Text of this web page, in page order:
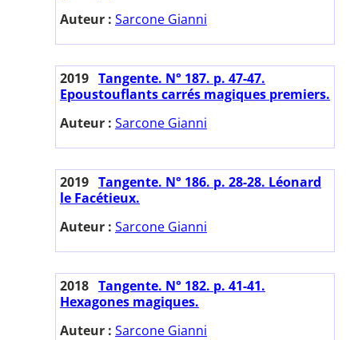
Auteur : Sarcone Gianni
2019 Tangente. N° 187. p. 47-47.
Epoustouflants carrés magiques premiers.
Auteur : Sarcone Gianni
2019 Tangente. N° 186. p. 28-28. Léonard
le Facétieux.
Auteur : Sarcone Gianni
2018 Tangente. N° 182. p. 41-41.
Hexagones magiques.
Auteur : Sarcone Gianni